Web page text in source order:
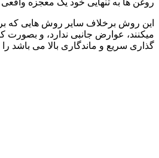
روغن ها به تنهایی خود یک معجزه
این روش برخلاف سایر روش‌ هایی که
میکنند، عوارض جانبی ندارد، و بصورت
گذاری سریع و ماندگاری بالا می باشد را